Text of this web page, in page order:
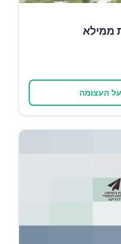
ממילא
העצומה